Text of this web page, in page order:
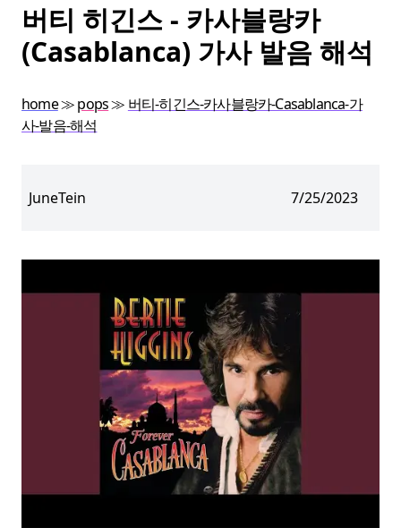
버티 히긴스 - 카사블랑카
(Casablanca) 가사 발음 해석
home≫pops≫ 버티-히긴스-카사블랑카-Casablanca-가
사-발음-해석
JuneTein 7/25/2023